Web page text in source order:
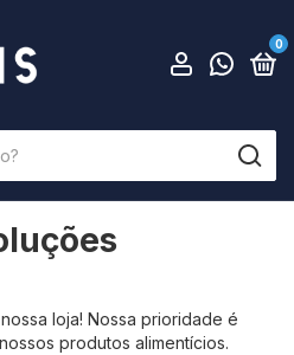
0
loja! Nossa prioridade é
produtos alimentícios.